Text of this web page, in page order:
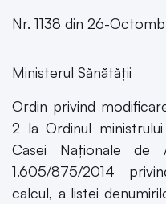
Nr. 1138 din 26-
Ministerul Sănătății
Ordin privind
2 la Ordinul
Casei Naționale de
1.605/875/2014
calcul, a listei